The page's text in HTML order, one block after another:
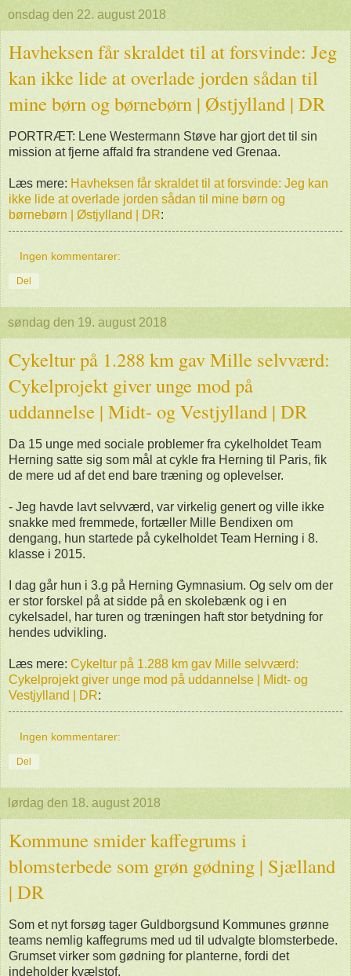
onsdag den 22. august 2018
Havheksen får skraldet til at forsvinde: Jeg
kan ikke lide at overlade jorden sådan til
mine børn og børnebørn | Østjylland | DR
PORTRÆT: Lene Westermann Støve har gjort det til sin
mission at fjerne affald fra strandene ved Grenaa.
Læs mere: Havheksen får skraldet til at forsvinde: Jeg kan
ikke lide at overlade jorden sådan til mine børn og
børnebørn | Østjylland | DR:
Ingen kommentarer:
Del
søndag den 19. august 2018
Cykeltur på 1.288 km gav Mille selvværd:
Cykelprojekt giver unge mod på
uddannelse | Midt- og Vestjylland | DR
Da 15 unge med sociale problemer fra cykelholdet Team
Herning satte sig som mål at cykle fra Herning til Paris, fik
de mere ud af det end bare træning og oplevelser.
- Jeg havde lavt selvværd, var virkelig genert og ville ikke
snakke med fremmede, fortæller Mille Bendixen om
dengang, hun startede på cykelholdet Team Herning i 8.
klasse i 2015.
I dag går hun i 3.g på Herning Gymnasium. Og selv om der
er stor forskel på at sidde på en skolebænk og i en
cykelsadel, har turen og træningen haft stor betydning for
hendes udvikling.
Læs mere: Cykeltur på 1.288 km gav Mille selvværd:
Cykelprojekt giver unge mod på uddannelse | Midt- og
Vestjylland | DR:
Ingen kommentarer:
Del
lørdag den 18. august 2018
Kommune smider kaffegrums i
blomsterbede som grøn gødning | Sjælland
| DR
Som et nyt forsøg tager Guldborgsund Kommunes grønne
teams nemlig kaffegrums med ud til udvalgte blomsterbede.
Grumset virker som gødning for planterne, fordi det
indeholder kvælstof.